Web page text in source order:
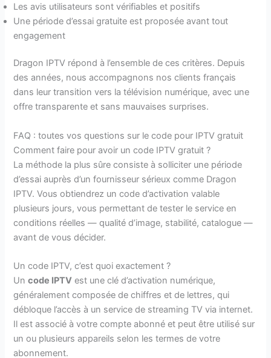
Les avis utilisateurs sont vérifiables et positifs
Une période d’essai gratuite est proposée avant tout
engagement
Dragon IPTV répond à l’ensemble de ces critères. Depuis
des années, nous accompagnons nos clients français
dans leur transition vers la télévision numérique, avec une
offre transparente et sans mauvaises surprises.
FAQ : toutes vos questions sur le code pour IPTV gratuit
Comment faire pour avoir un code IPTV gratuit ?
La méthode la plus sûre consiste à solliciter une période
d’essai auprès d’un fournisseur sérieux comme Dragon
IPTV. Vous obtiendrez un code d’activation valable
plusieurs jours, vous permettant de tester le service en
conditions réelles — qualité d’image, stabilité, catalogue —
avant de vous décider.
Un code IPTV, c’est quoi exactement ?
Uncode IPTV est une clé d’activation numérique,
généralement composée de chiffres et de lettres, qui
débloque l’accès à un service de streaming TV via internet.
Il est associé à votre compte abonné et peut être utilisé sur
un ou plusieurs appareils selon les termes de votre
abonnement.